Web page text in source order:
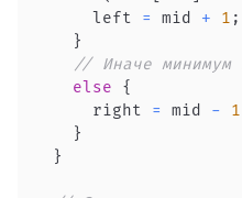
      left
= mid + 1 ;
}
// Иначе минимум
else
{
      right
= mid - 1
}
}